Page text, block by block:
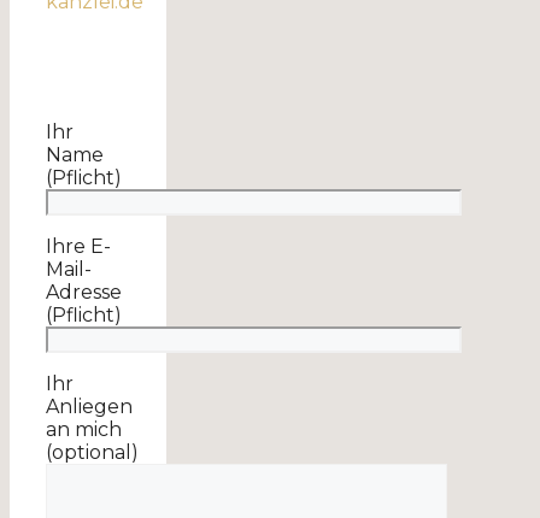
Ihr
Name
(Pflicht)
Ihre E-
Mail-
Adresse
(Pflicht)
Ihr
Anliegen
an mich
(optional)